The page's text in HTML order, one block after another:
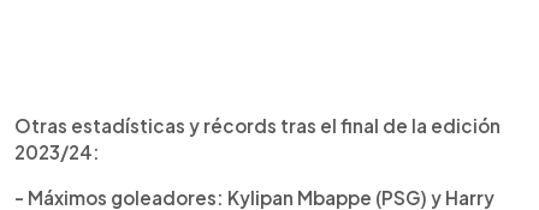
Otras estadísticas y récords tras el final de la edición
2023/24:
- Máximos goleadores: Kylipan Mbappe (PSG) y Harry